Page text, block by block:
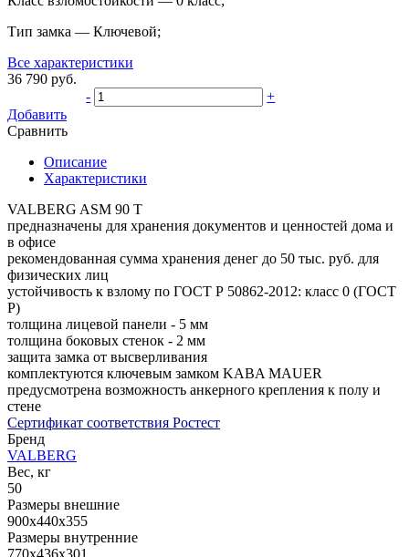
Тип замка — Ключевой;
Все характеристики
36 790 руб.
-
+
Добавить
Сравнить
Описание
Характеристики
VALBERG ASM 90 T
предназначены для хранения документов и ценностей дома и
в офисе
рекомендованная сумма хранения денег до 50 тыс. руб. для
физических лиц
устойчивость к взлому по ГОСТ Р 50862-2012: класс 0 (ГОСТ
Р)
толщина лицевой панели - 5 мм
толщина боковых стенок - 2 мм
защита замка от высверливания
комплектуются ключевым замком KABA MAUER
предусмотрена возможность анкерного крепления к полу и
стене
Сертификат соответствия Ростест
Бренд
VALBERG
Вес, кг
50
Размеры внешние
900x440x355
Размеры внутренние
770x436x301